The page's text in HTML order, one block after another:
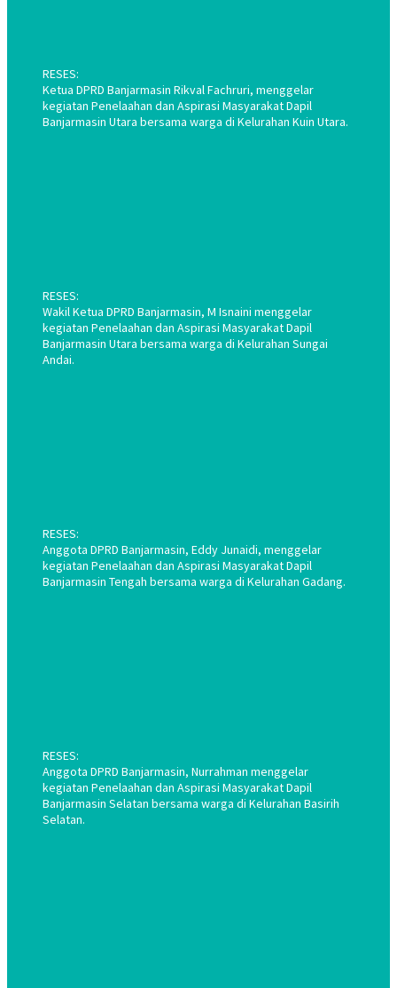
RESES:
Ketua DPRD Banjarmasin Rikval Fachruri, menggelar
kegiatan Penelaahan dan Aspirasi Masyarakat Dapil
Banjarmasin Utara bersama warga di Kelurahan Kuin Utara.
RESES:
Wakil Ketua DPRD Banjarmasin, M Isnaini menggelar
kegiatan Penelaahan dan Aspirasi Masyarakat Dapil
Banjarmasin Utara bersama warga di Kelurahan Sungai
Andai.
RESES:
Anggota DPRD Banjarmasin, Eddy Junaidi, menggelar
kegiatan Penelaahan dan Aspirasi Masyarakat Dapil
Banjarmasin Tengah bersama warga di Kelurahan Gadang.
RESES:
Anggota DPRD Banjarmasin, Nurrahman menggelar
kegiatan Penelaahan dan Aspirasi Masyarakat Dapil
Banjarmasin Selatan bersama warga di Kelurahan Basirih
Selatan.